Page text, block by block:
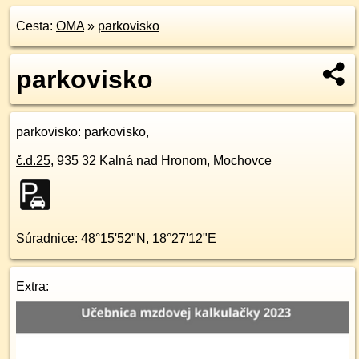
Cesta: OMA» parkovisko
parkovisko
parkovisko: parkovisko,
č.d.25, 935 32 Kalná nad Hronom, Mochovce
Súradnice: 48°15'52"N , 18°27'12"E
Extra: